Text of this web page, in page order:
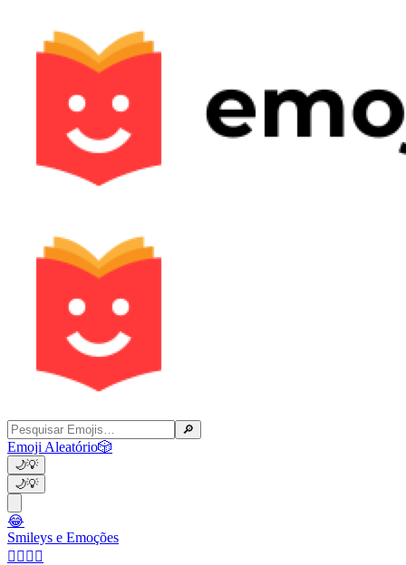
🔎
Emoji Aleatório🎲
🌙💡
🌙💡
😂
Smileys e Emoções
👩‍❤️‍💋‍👨